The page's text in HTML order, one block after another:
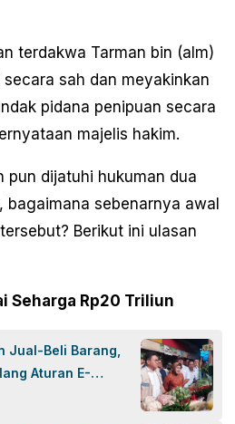
terdakwa Tarman bin (alm)
sah dan meyakinkan
pidana penipuan secara
majelis hakim.
pun dijatuhi hukuman dua
bagaimana sebenarnya awal
Berikut ini ulasan
Seharga Rp20 Triliun
Jual-Beli Barang,
Aturan E-